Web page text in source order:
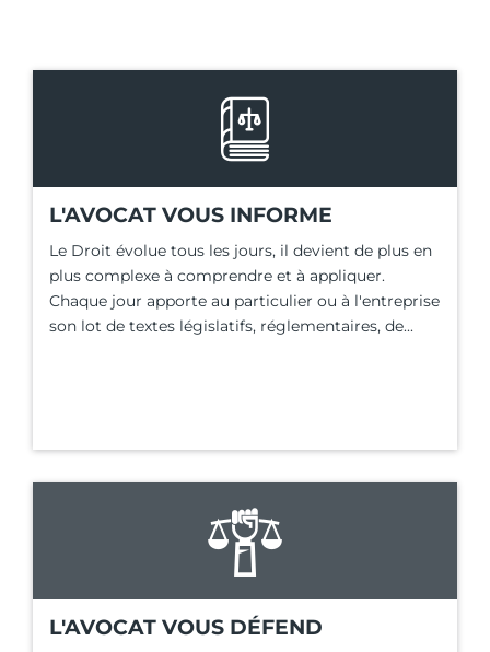
L'AVOCAT VOUS INFORME
Le Droit évolue tous les jours, il devient de plus en
plus complexe à comprendre et à appliquer.
Chaque jour apporte au particulier ou à l'entreprise
son lot de textes législatifs, réglementaires, de...
L'AVOCAT VOUS DÉFEND